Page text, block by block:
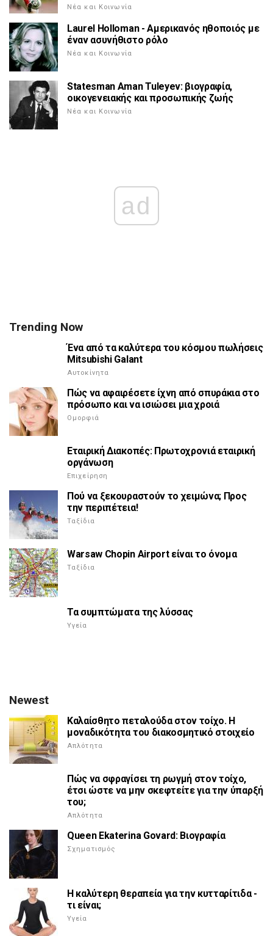
Νέα και Κοινωνία
Laurel Holloman - Αμερικανός ηθοποιός με
έναν ασυνήθιστο ρόλο
Νέα και Κοινωνία
Statesman Aman Tuleyev: βιογραφία,
οικογενειακής και προσωπικής ζωής
Νέα και Κοινωνία
ad
Trending Now
Ένα από τα καλύτερα του κόσμου πωλήσεις
Mitsubishi Galant
Αυτοκίνητα
Πώς να αφαιρέσετε ίχνη από σπυράκια στο
πρόσωπο και να ισιώσει μια χροιά
Ομορφιά
Εταιρική Διακοπές: Πρωτοχρονιά εταιρική
οργάνωση
Επιχείρηση
Πού να ξεκουραστούν το χειμώνα; Προς
την περιπέτεια!
Ταξίδια
Warsaw Chopin Airport είναι το όνομα
Ταξίδια
Τα συμπτώματα της λύσσας
Υγεία
Newest
Καλαίσθητο πεταλούδα στον τοίχο. Η
μοναδικότητα του διακοσμητικό στοιχείο
Απλότητα
Πώς να σφραγίσει τη ρωγμή στον τοίχο,
έτσι ώστε να μην σκεφτείτε για την ύπαρξή
του;
Απλότητα
Queen Ekaterina Govard: Βιογραφία
Σχηματισμός
Η καλύτερη θεραπεία για την κυτταρίτιδα -
τι είναι;
Υγεία